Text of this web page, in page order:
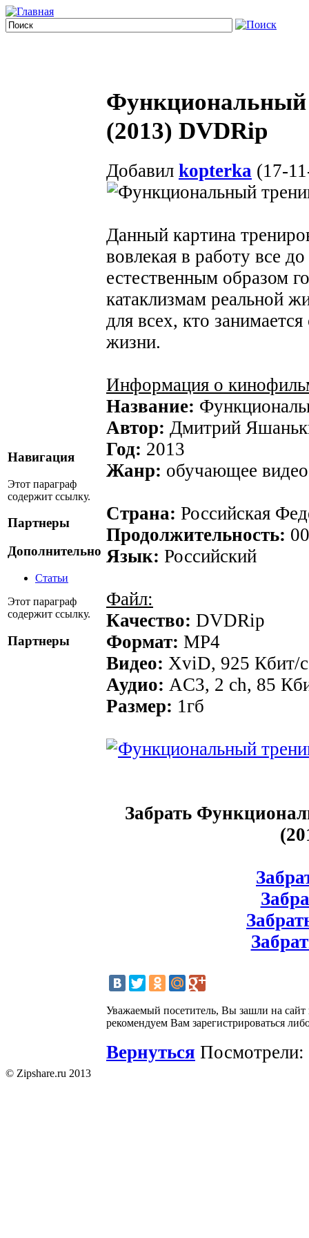
Навигация
Этот параграф
содержит ссылку.
Партнеры
Дополнительно
Статьи
Этот параграф
содержит ссылку.
Партнеры
Функциональный
(2013) DVDRip
Добавил kopterka (17-
Данный картина
вовлекая в работу все
естественным образом
катаклизмам реальной
для всех, кто
жизни.
Информация о
Название:
Автор: Дмитрий
Год: 2013
Жанр: обучающее видео
Страна: Российская
Продолжительность:
Язык: Российский
Файл:
Качество: DVDRip
Формат: MР4
Видео: XviD, 925 Кбит/
Аудио: AC3, 2 ch, 85
Размер: 1гб
Забрать
Уважаемый посетитель, Вы зашли на
рекомендуем Вам зарегистрироваться
Вернуться Посмотрели:
© Zipshare.ru 2013